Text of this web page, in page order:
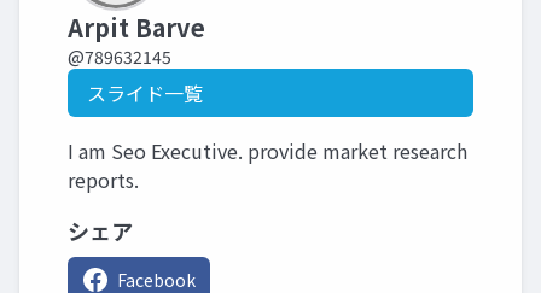
Arpit Barve
@789632145
スライド一覧
I am Seo Executive. provide market research
reports.
シェア
Facebook